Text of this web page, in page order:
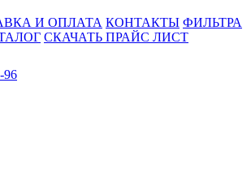
И ОПЛАТА КОНТАКТЫ ФИЛЬТРА
СКАЧАТЬ ПРАЙС ЛИСТ
96